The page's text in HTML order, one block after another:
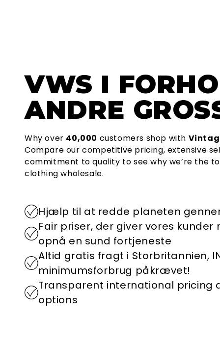
VWS I
ANDRE
Why over 40,000 customers shop with
Compare our competitive pricing, extensive
commitment to quality to see why we’re the
clothing wholesale.
Hjælp til at redde planeten
Fair priser, der giver vores kunder
opnå en sund fortjeneste
Altid gratis fragt i Storbritannien,
minimumsforbrug påkrævet!
Transparent international pricing
options